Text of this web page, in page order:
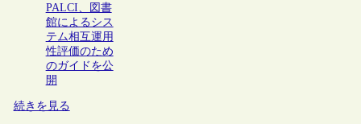
PALCI、図書
館によるシス
テム相互運用
性評価のため
のガイドを公
開
続きを見る